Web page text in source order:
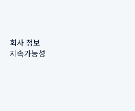
회사 정보
지속가능성